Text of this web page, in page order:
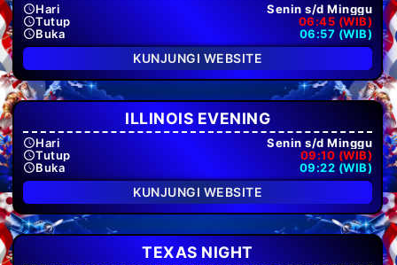
Hari
Senin s/d Minggu
Tutup
06:45 (WIB)
Buka
06:57 (WIB)
KUNJUNGI WEBSITE
ILLINOIS EVENING
Hari
Senin s/d Minggu
Tutup
09:10 (WIB)
Buka
09:22 (WIB)
KUNJUNGI WEBSITE
TEXAS NIGHT